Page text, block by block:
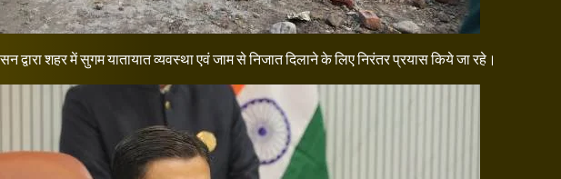
द्वारा शहर में सुगम यातायात व्यवस्था एवं जाम से निजात दिलाने के लिए निरंतर प्रयास किये जा रहे।